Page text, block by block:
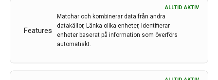
Features
ALLTID AKTIV
Matchar och kombinerar data från andra
datakällor, Länka olika enheter, Identifierar
enheter baserat på information som överförs
automatiskt.